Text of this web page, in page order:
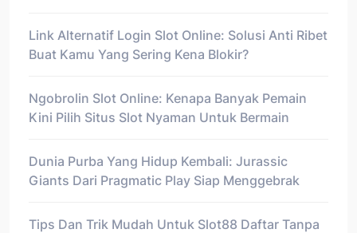
Link Alternatif Login Slot Online: Solusi Anti Ribet
Buat Kamu Yang Sering Kena Blokir?
Ngobrolin Slot Online: Kenapa Banyak Pemain
Kini Pilih Situs Slot Nyaman Untuk Bermain
Dunia Purba Yang Hidup Kembali: Jurassic
Giants Dari Pragmatic Play Siap Menggebrak
Tips Dan Trik Mudah Untuk Slot88 Daftar Tanpa